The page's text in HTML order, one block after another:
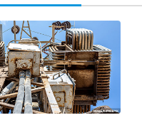
A IA elevou a régua do
ficou ainda mais humana
A verificação dimensional e
condutores elétricos
A fabricação conforme das
saídas de emergência
A sua indústria toma decisões
Os serviços de reciclagem